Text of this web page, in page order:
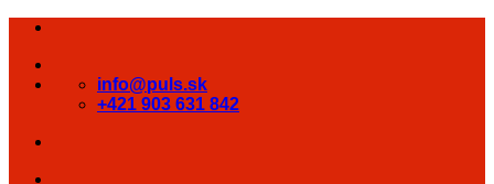
Skip
content
info@puls.sk
+421 903 631 842